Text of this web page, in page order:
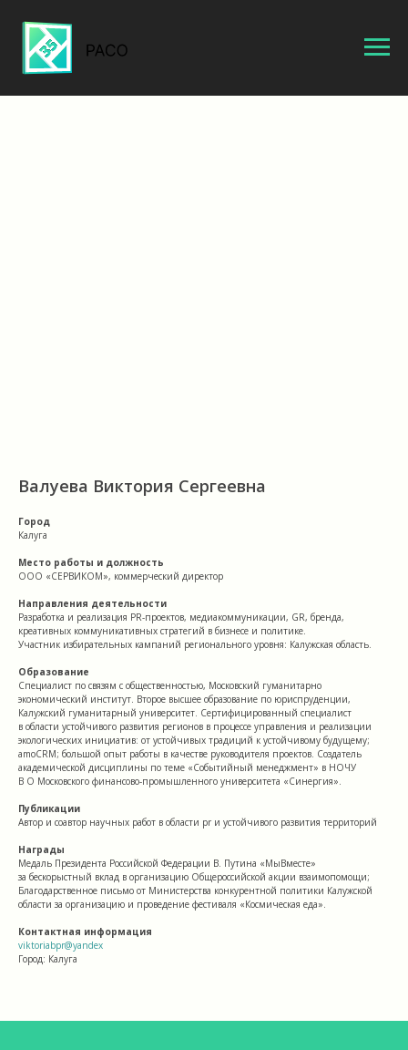
Валуева Виктория Сергеевна
Город
Калуга
Место работы и должность
ООО «СЕРВИКОМ», коммерческий директор
Направления деятельности
Разработка и реализация PR-проектов, медиакоммуникации, GR, бренда,
креативных коммуникативных стратегий в бизнесе и политике.
Участник избирательных кампаний регионального уровня: Калужская область.
Образование
Специалист по связям с общественностью, Московский гуманитарно
экономический институт. Второе высшее образование по юриспруденции,
Калужский гуманитарный университет. Сертифицированный специалист
в области устойчивого развития регионов в процессе управления и реализации
экологических инициатив: от устойчивых традиций к устойчивому будущему;
amoCRM; большой опыт работы в качестве руководителя проектов. Создатель
академической дисциплины по теме «Событийный менеджмент» в НОЧУ
В О Московского финансово-промышленного университета «Синергия».
Публикации
Автор и соавтор научных работ в области pr и устойчивого развития территорий
Награды
Медаль Президента Российской Федерации В. Путина «МыВместе»
за бескорыстный вклад в организацию Общероссийской акции взаимопомощи;
Благодарственное письмо от Министерства конкурентной политики Калужской
области за организацию и проведение фестиваля «Космическая еда».
Контактная информация
viktoriabpr@yandex
Город: Калуга